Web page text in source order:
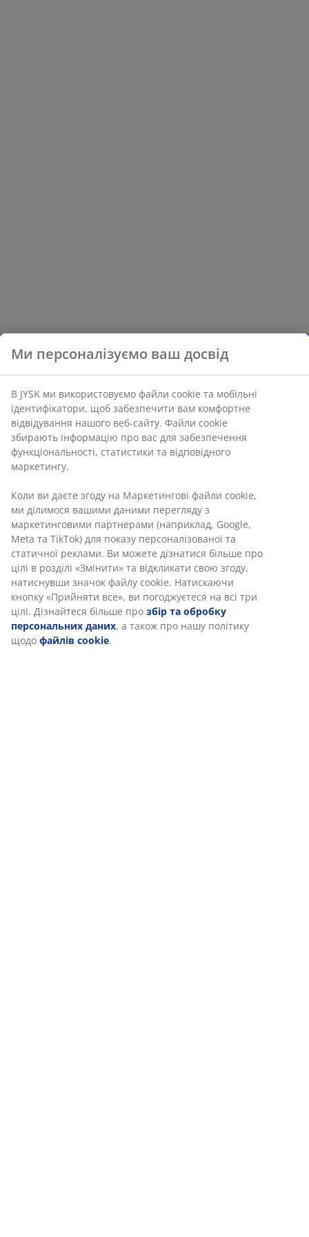
Ми персоналізуємо ваш досвід
В JYSK ми використовуємо файли cookie та мобільні
ідентифікатори, щоб забезпечити вам комфортне
відвідування нашого веб-сайту. Файли cookie
збирають інформацію про вас для забезпечення
функціональності, статистики та відповідного
маркетингу.
Коли ви даєте згоду на Маркетингові файли cookie,
ми ділимося вашими даними перегляду з
маркетинговими партнерами (наприклад, Google,
Meta та TikTok) для показу персоналізованої та
статичної реклами. Ви можете дізнатися більше про
цілі в розділі «Змінити» та відкликати свою згоду,
натиснувши значок файлу cookie. Натискаючи
кнопку «Прийняти все», ви погоджуєтеся на всі три
цілі. Дізнайтеся більше про збір та обробку
персональних даних, а також про нашу політику
щодо файлів cookie.